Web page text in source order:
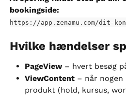
bookingside:
https://app.zenamu.com/dit-
Hvilke hændelser
PageView – hvert besøg
ViewContent – når
produkt (hold, kursus,